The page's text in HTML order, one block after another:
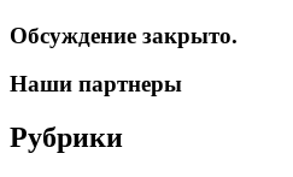
Обсуждение закрыто.
Наши партнеры
Рубрики